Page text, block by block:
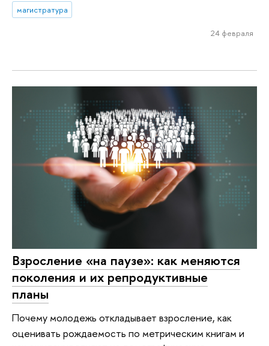
магистратура
24 февраля
Взросление «на паузе»: как меняются
поколения и их репродуктивные
планы
Почему молодежь откладывает взросление, как
оценивать рождаемость по метрическим книгам и